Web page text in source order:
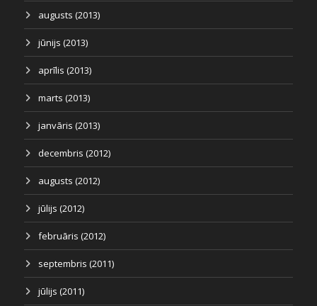
augusts (2013)
jūnijs (2013)
aprīlis (2013)
marts (2013)
janvāris (2013)
decembris (2012)
augusts (2012)
jūlijs (2012)
februāris (2012)
septembris (2011)
jūlijs (2011)